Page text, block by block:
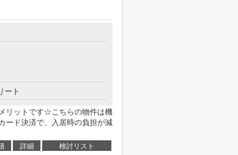
ート
リットです☆こちらの物件は機
ード決済で、入居時の負担が減
詳細 検討リスト